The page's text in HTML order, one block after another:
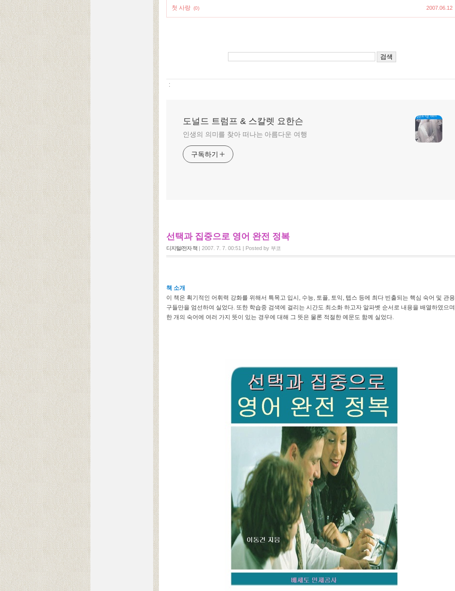
첫 사랑 (0) 2007.06.12
:
도널드 트럼프 & 스칼렛 요한슨
인생의 의미를 찾아 떠나는 아름다운 여행
구독하기
선택과 집중으로 영어 완전 정복
디지털/전자 책 | 2007. 7. 7. 00:51 | Posted by 부코
책 소개
이 책은 획기적인 어휘력 강화를 위해서 특목고 입시, 수능, 토플, 토익, 텝스 등에 최다 빈출되는 핵심 숙어 및 관용
구들만을 엄선하여 실었다. 또한 학습중 검색에 걸리는 시간도 최소화 하고자 알파벳 순서로 내용을 배열하였으며
한 개의 숙어에 여러 가지 뜻이 있는 경우에 대해 그 뜻은 물론 적절한 예문도 함께 실었다.